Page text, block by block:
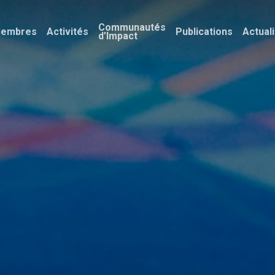
Activités Communautés
d’Impact Publications